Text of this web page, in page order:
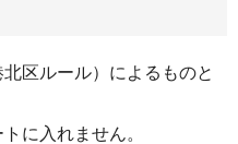
区ルール）によるものと
に入れません。